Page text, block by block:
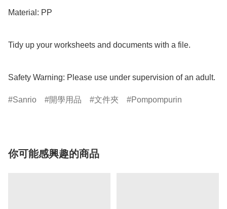
Material: PP
Tidy up your worksheets and documents with a file.
Safety Warning: Please use under supervision of an adult.
Sanrio 開學用品 文件夾 Pompompurin
你可能感興趣的商品